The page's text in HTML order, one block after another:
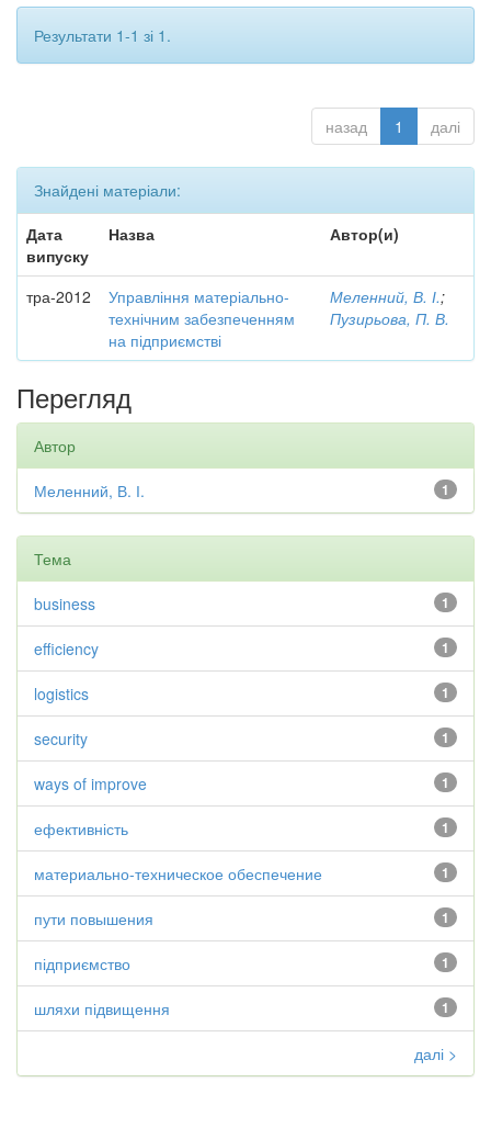
Результати 1-1 зі 1.
назад 1 далі
Знайдені матеріали:
Дата
випуску
Назва Автор(и)
тра-2012
Управління матеріально-
технічним забезпеченням
на підприємстві
Меленний, В. І.;
Пузирьова, П. В.
Перегляд
Автор
1
Меленний, В. І.
Тема
1
business
1
efficiency
1
logistics
1
security
1
ways of improve
1
ефективність
1
материально-техническое обеспечение
1
пути повышения
1
підприємство
1
шляхи підвищення
далі >